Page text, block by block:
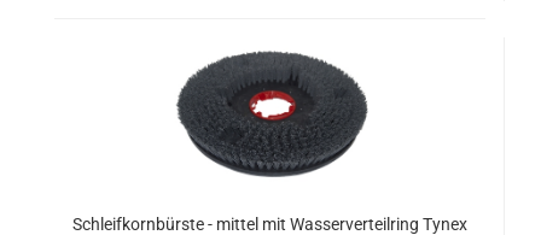
Schleifkornbürste - mittel mit Wasserverteilring Tynex